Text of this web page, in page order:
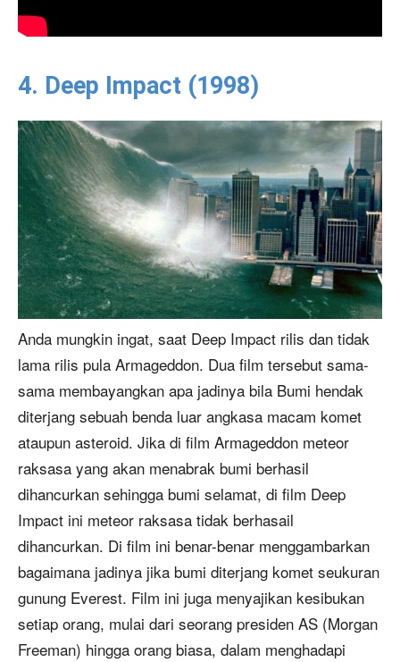
4. Deep Impact (1998)
Anda mungkin ingat, saat Deep Impact rilis dan tidak
lama rilis pula Armageddon. Dua film tersebut sama-
sama membayangkan apa jadinya bila Bumi hendak
diterjang sebuah benda luar angkasa macam komet
ataupun asteroid. Jika di film Armageddon meteor
raksasa yang akan menabrak bumi berhasil
dihancurkan sehingga bumi selamat, di film Deep
Impact ini meteor raksasa tidak berhasail
dihancurkan. Di film ini benar-benar menggambarkan
bagaimana jadinya jika bumi diterjang komet seukuran
gunung Everest. Film ini juga menyajikan kesibukan
setiap orang, mulai dari seorang presiden AS (Morgan
Freeman) hingga orang biasa, dalam menghadapi